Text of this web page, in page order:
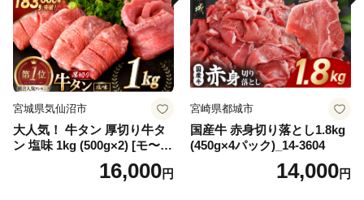
宮城県気仙沼市
大人気！ 牛タン 厚切り牛タ
ン 塩味 1kg (500g×2) [モ〜ラ
ンド 宮城県 気仙沼市 205646
60] 肉 牛肉 精肉 牛たん 牛タ
16,000円
宮崎県都城市
国産牛 赤身切り落とし1.8kg
(450g×4パック)_14-3604
14,000円